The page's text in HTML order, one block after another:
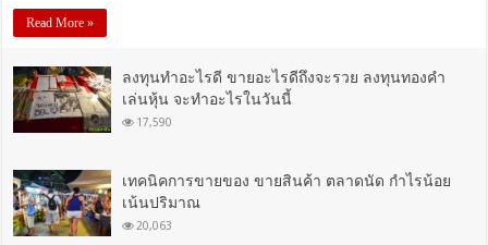
Read More »
ลงทุนทําอะไรดี ขายอะไรดีถึงจะรวย ลงทุนทองคํา
เล่นหุ้น จะทำอะไรในวันนี้
17,590
เทคนิคการขายของ ขายสินค้า ตลาดนัด กำไรน้อย
เน้นปริมาณ
20,063